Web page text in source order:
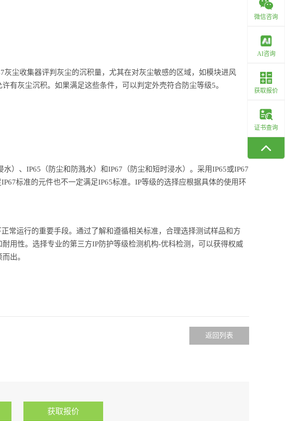
微信咨询
AI咨询
获取报价
证书查询
尘收集器评判灰尘的沉积量，尤其在对灰尘敏感的区域，如模块进风
有灰尘沉积。如果满足这些条件，可以判定外壳符合防尘等级5。
）、IP65（防尘和防溅水）和IP67（防尘和短时浸水）。采用IP65或IP67
标准的元件也不一定满足IP65标准。IP等级的选择应根据具体的使用环
常运行的重要手段。通过了解和遵循相关标准，合理选择测试样品和方
用性。选择专业的第三方IP防护等级检测机构-优科检测，可以获得权威
出。
返回列表
获取报价